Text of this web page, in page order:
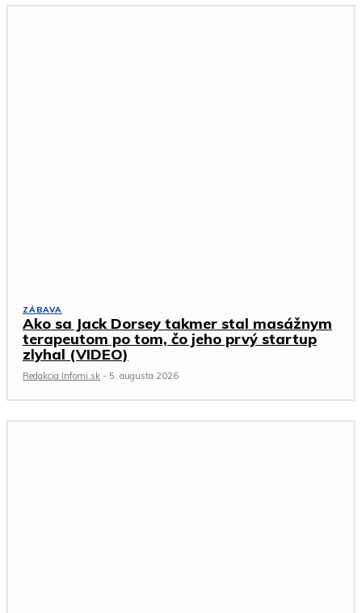
ZÁBAVA
Ako sa Jack Dorsey takmer stal masážnym
terapeutom po tom, čo jeho prvý startup
zlyhal (VIDEO)
Redakcia Infomi.sk - 5. augusta 2026